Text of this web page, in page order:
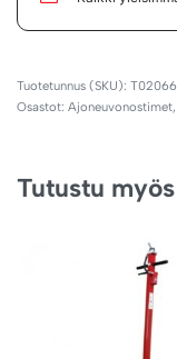
T02066
Osastot: Ajoneuvonostimet,
Tutustu myös